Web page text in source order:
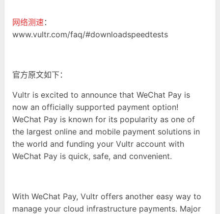
网络测速：
www.vultr.com/faq/#downloadspeedtests
官方原文如下：
Vultr is excited to announce that WeChat Pay is
now an officially supported payment option!
WeChat Pay is known for its popularity as one of
the largest online and mobile payment solutions in
the world and funding your Vultr account with
WeChat Pay is quick, safe, and convenient.
With WeChat Pay, Vultr offers another easy way to
manage your cloud infrastructure payments. Major